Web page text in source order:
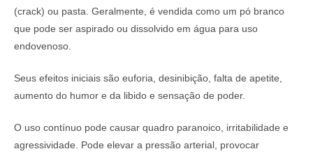
(crack) ou pasta. Geralmente, é vendida como um pó branco
que pode ser aspirado ou dissolvido em água para uso
endovenoso.
Seus efeitos iniciais são euforia, desinibição, falta de apetite,
aumento do humor e da libido e sensação de poder.
O uso contínuo pode causar quadro paranoico, irritabilidade e
agressividade. Pode elevar a pressão arterial, provocar